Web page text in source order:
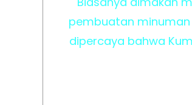
pembuatan minuman
dipercaya bahwa